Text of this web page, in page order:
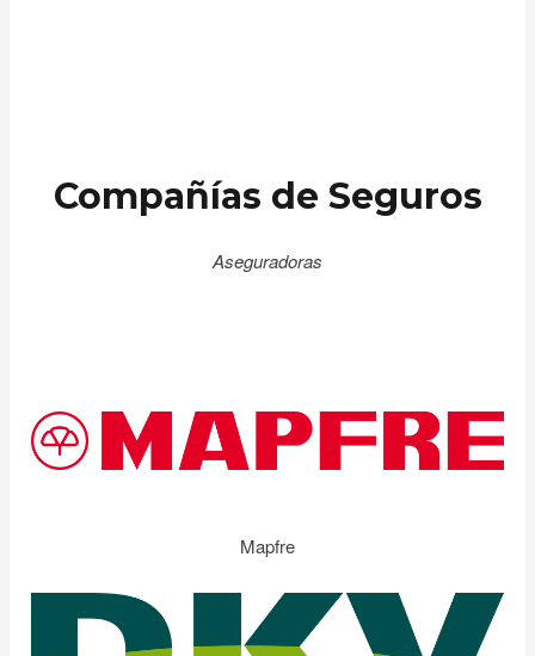
Compañías de Seguros
Aseguradoras
Mapfre